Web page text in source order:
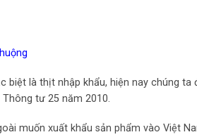
biệt là thịt nhập khẩu, hiện nay chúng ta
tư 25 năm 2010.
muốn xuất khẩu sản phẩm vào Việt